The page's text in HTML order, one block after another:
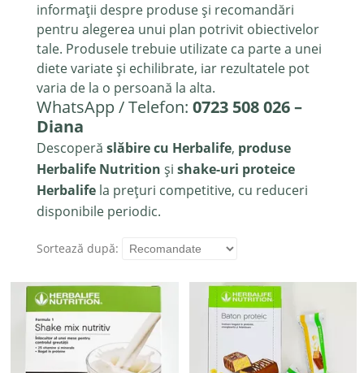
informații despre produse și recomandări
pentru alegerea unui plan potrivit obiectivelor
tale. Produsele trebuie utilizate ca parte a unei
diete variate și echilibrate, iar rezultatele pot
varia de la o persoană la alta.
WhatsApp / Telefon: 0723 508 026 –
Diana
Descoperă slăbire cu Herbalife, produse
Herbalife Nutrition și shake-uri proteice
Herbalifela prețuri competitive, cu reduceri
disponibile periodic.
Sortează după: